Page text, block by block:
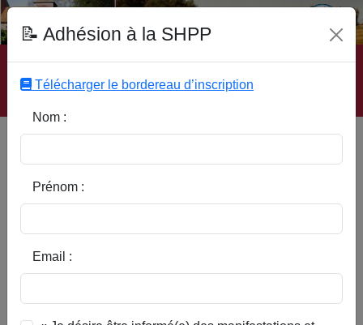
Accueil | Site SHPP | Auteurs | Editeurs | Rubriques |
Sous-Rubriques | Mots-Clefs | Contact
l'agriculture, la ferme
📝 Adhésion à la SHPP
Télécharger le bordereau d’inscription
Nom :
Prénom :
Email :